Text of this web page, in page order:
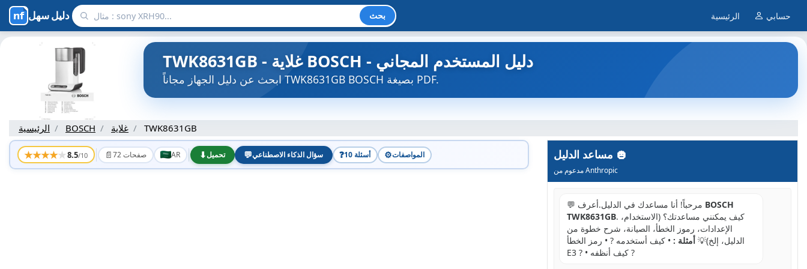
دليل سهل بحث الرئيسية حسابي
TWK8631GB - غلاية BOSCH - دليل المستخدم المجاني
ابحث عن دليل الجهاز مجاناً TWK8631GB BOSCH بصيغة PDF.
الرئيسية BOSCH غلاية TWK8631GB
★★★★★8.5/10 📄 72 صفحات AR ⬇تحميل 💬سؤال الذكاء الاصطناعي ❓ 10 أسئلة ⚙️المواصفات
مدعوم من Anthropic
💬 مرحباً! أنا مساعدك في الدليل.أعرف BOSCH
TWK8631GB. كيف يمكنني مساعدتك؟ (الاستخدام،
الإعدادات، رموز الخطأ، الصيانة، شرح خطوة من
الدليل، إلخ)💡 أمثلة : • كيف أستخدمه ? • رمز الخطأ
E3 ? • كيف أنظفه ?